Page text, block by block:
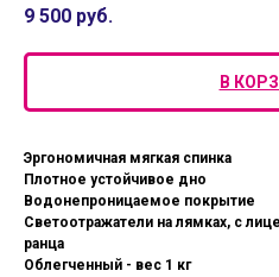
9 500 руб.
В
Эргономичная мягкая спинка
Плотное устойчивое дно
Водонепроницаемое покрытие
Светоотражатели на лямках, с
ранца
Облегченный - вес 1 кг